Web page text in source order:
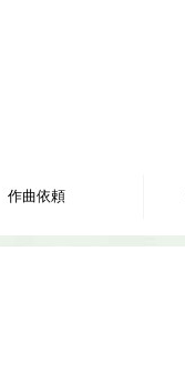
作曲依頼